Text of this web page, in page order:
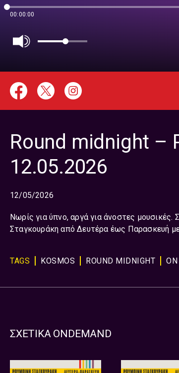
00:00:00
Round midnight –
12.05.2026
12/05/2026
Νωρίς για ύπνο, αργά για άνοστες
Σταγκουράκη από Δευτέρα έως Παρασκευή με
TAGS KOSMOS ROUND MIDNIGHT
ΣΧΕΤΙΚΑ ONDEMAND